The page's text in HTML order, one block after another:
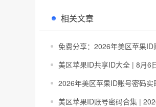
相关文章
免费分享：2026年美区苹果ID
美区苹果ID共享ID大全 | 8月6
2026年美区苹果ID账号密码
美区苹果ID账号密码合集 |